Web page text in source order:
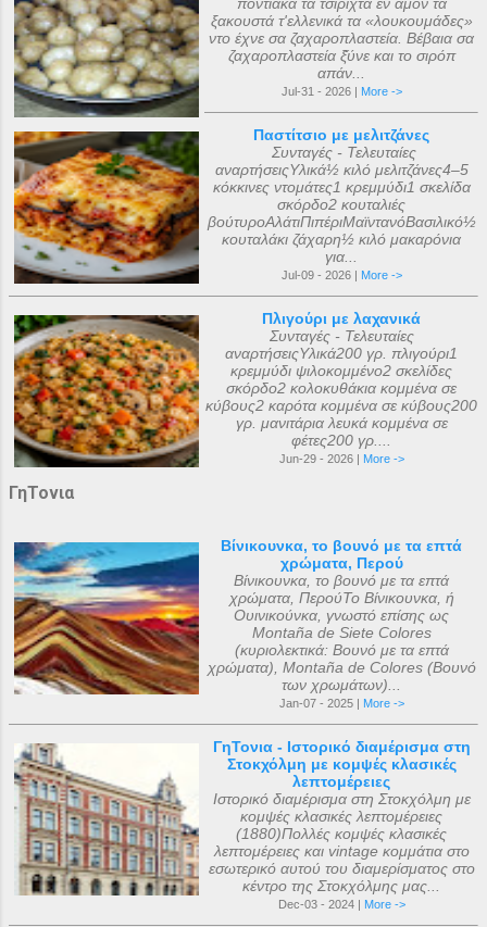
ξακουστά τ'ελλενικά τα «λουκουμάδες»
ντο έχνε σα ζαχαροπλαστεία. Βέβαια σα
ζαχαροπλαστεία ξ̌ύνε και το σιρόπ
απάν...
Jul-31 - 2026 | More ->
Παστίτσιο με μελιτζάνες
Συνταγές - Τελευταίες
αναρτήσειςΥλικά½ κιλό μελιτζάνες4–5
κόκκινες ντομάτες1 κρεμμύδι1 σκελίδα
σκόρδο2 κουταλιές
βούτυροΑλάτιΠιπέριΜαϊντανόΒασιλικό½
κουταλάκι ζάχαρη½ κιλό μακαρόνια
για...
Jul-09 - 2026 | More ->
Πλιγούρι με λαχανικά
Συνταγές - Τελευταίες
αναρτήσειςΥλικά200 γρ. πλιγούρι1
κρεμμύδι ψιλοκομμένο2 σκελίδες
σκόρδο2 κολοκυθάκια κομμένα σε
κύβους2 καρότα κομμένα σε κύβους200
γρ. μανιτάρια λευκά κομμένα σε
φέτες200 γρ....
Jun-29 - 2026 | More ->
ΓηΤονια
Βίνικουνκα, το βουνό με τα επτά
χρώματα, Περού
Βίνικουνκα, το βουνό με τα επτά
χρώματα, ΠερούΤο Βίνικουνκα, ή
Ουινικούνκα, γνωστό επίσης ως
Montaña de Siete Colores
(κυριολεκτικά: Βουνό με τα επτά
χρώματα), Montaña de Colores (Βουνό
των χρωμάτων)...
Jan-07 - 2025 | More ->
ΓηΤονια - Ιστορικό διαμέρισμα στη
Στοκχόλμη με κομψές κλασικές
λεπτομέρειες
Ιστορικό διαμέρισμα στη Στοκχόλμη με
κομψές κλασικές λεπτομέρειες
(1880)Πολλές κομψές κλασικές
λεπτομέρειες και vintage κομμάτια στο
εσωτερικό αυτού του διαμερίσματος στο
κέντρο της Στοκχόλμης μας...
Dec-03 - 2024 | More ->